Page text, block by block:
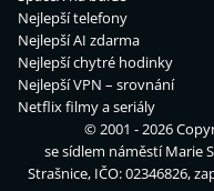
Nejlepší telefony
Nejlepší AI zdarma
Nejlepší chytré hodinky
Nejlepší VPN – srovnání
Netflix filmy a seriály
© 2001 - 2026
se sídlem náměstí Marie
Strašnice, IČO: 02346826,